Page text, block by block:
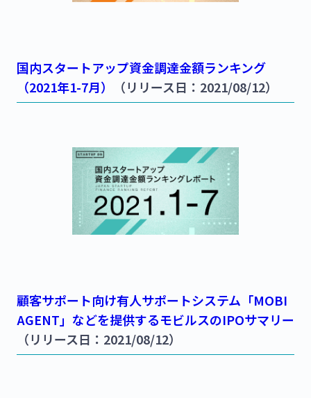
国内スタートアップ資金調達金額ランキング
（2021年1-7月）
（リリース日：2021/08/12）
顧客サポート向け有人サポートシステム「MOBI
AGENT」などを提供するモビルスのIPOサマリー
（リリース日：2021/08/12）